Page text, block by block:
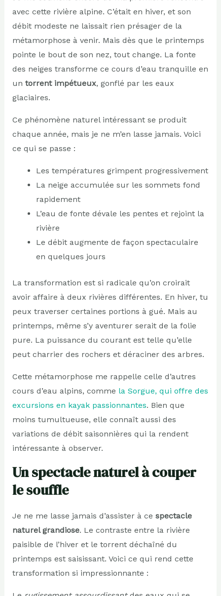
avec cette rivière alpine. C’était en hiver, et son
débit modeste ne laissait rien présager de la
métamorphose à venir. Mais dès que le printemps
pointe le bout de son nez, tout change. La fonte
des neiges transforme ce cours d’eau tranquille en
un torrent impétueux, gonflé par les eaux
glaciaires.
Ce phénomène naturel intéressant se produit
chaque année, mais je ne m’en lasse jamais. Voici
ce qui se passe :
Les températures grimpent progressivement
La neige accumulée sur les sommets fond
rapidement
L’eau de fonte dévale les pentes et rejoint la
rivière
Le débit augmente de façon spectaculaire
en quelques jours
La transformation est si radicale qu’on croirait
avoir affaire à deux rivières différentes. En hiver, tu
peux traverser certaines portions à gué. Mais au
printemps, même s’y aventurer serait de la folie
pure. La puissance du courant est telle qu’elle
peut charrier des rochers et déraciner des arbres.
Cette métamorphose me rappelle celle d’autres
cours d’eau alpins, comme la Sorgue, qui offre des
excursions en kayak passionnantes. Bien que
moins tumultueuse, elle connaît aussi des
variations de débit saisonnières qui la rendent
intéressante à observer.
Un spectacle naturel à couper
le souffle
Je ne me lasse jamais d’assister à ce spectacle
naturel grandiose. Le contraste entre la rivière
paisible de l’hiver et le torrent déchaîné du
printemps est saisissant. Voici ce qui rend cette
transformation si impressionnante :